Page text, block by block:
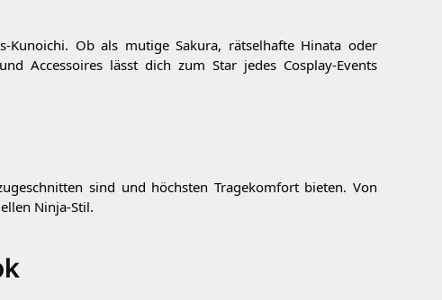
Ob als mutige Sakura, rätselhafte Hinata oder
Accessoires lässt dich zum Star jedes Cosplay-Events
sind und höchsten Tragekomfort bieten. Von
Ninja-Stil.